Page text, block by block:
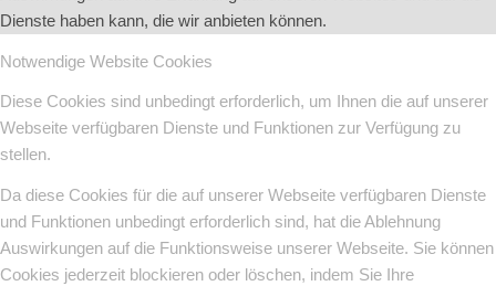
Dienste haben kann, die wir anbieten können.
Notwendige Website Cookies
Diese Cookies sind unbedingt erforderlich, um Ihnen die auf unserer
Webseite verfügbaren Dienste und Funktionen zur Verfügung zu
stellen.
Da diese Cookies für die auf unserer Webseite verfügbaren Dienste
und Funktionen unbedingt erforderlich sind, hat die Ablehnung
Auswirkungen auf die Funktionsweise unserer Webseite. Sie können
Cookies jederzeit blockieren oder löschen, indem Sie Ihre